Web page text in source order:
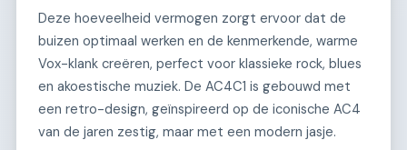
Deze hoeveelheid vermogen zorgt ervoor dat de
buizen optimaal werken en de kenmerkende, warme
Vox-klank creëren, perfect voor klassieke rock, blues
en akoestische muziek. De AC4C1 is gebouwd met
een retro-design, geïnspireerd op de iconische AC4
van de jaren zestig, maar met een modern jasje.